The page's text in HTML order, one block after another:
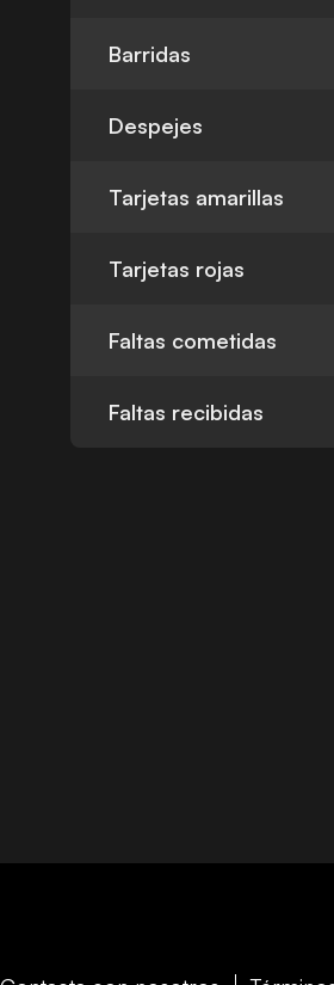
Barridas
Despejes
Tarjetas amarillas
Tarjetas rojas
Faltas cometidas
Faltas recibidas